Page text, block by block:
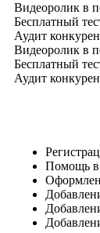
Видеоролик в
Бесплатный
Аудит
Видеоролик в
Бесплатный
Аудит
Помощь в